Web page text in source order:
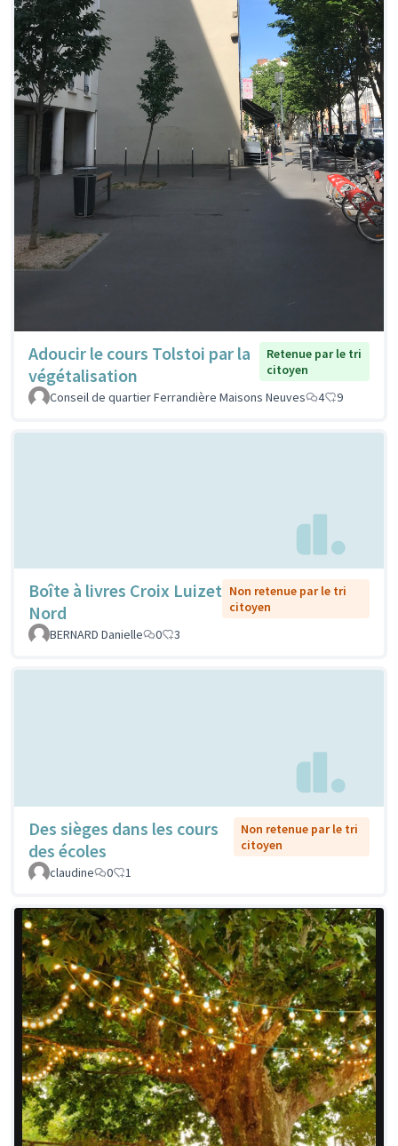
Adoucir le cours Tolstoi par la
végétalisation
Retenue par le tri
citoyen
Conseil de quartier Ferrandière Maisons Neuves
4 9
Boîte à livres Croix Luizet
Nord
Non retenue par le tri
citoyen
BERNARD Danielle
0 3
Des sièges dans les cours
des écoles
Non retenue par le tri
citoyen
claudine
0 1